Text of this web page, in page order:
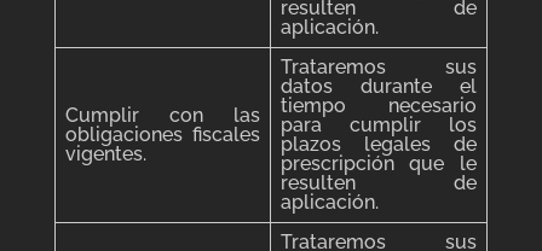
resulten de
aplicación.
Cumplir con las
obligaciones fiscales
vigentes.
Trataremos sus
datos durante el
tiempo necesario
para cumplir los
plazos legales de
prescripción que le
resulten de
aplicación.
Trataremos sus